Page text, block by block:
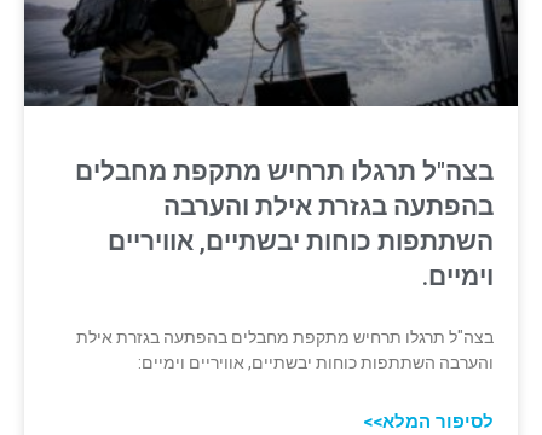
בצה"ל תרגלו תרחיש מתקפת מחבלים
בהפתעה בגזרת אילת והערבה
השתתפות כוחות יבשתיים, אוויריים
וימיים.
בצה"ל תרגלו תרחיש מתקפת מחבלים בהפתעה בגזרת אילת
והערבה השתתפות כוחות יבשתיים, אוויריים וימיים:
לסיפור המלא>>